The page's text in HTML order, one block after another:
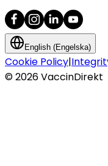
English (Engelska)
Cookie Policy|
©2026VaccinDirekt